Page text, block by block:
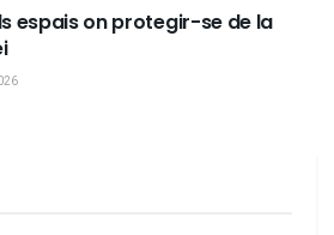
espais on protegir-se de la